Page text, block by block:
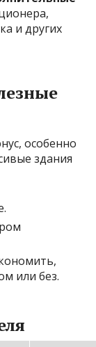
и других
особенно
здания
или без.